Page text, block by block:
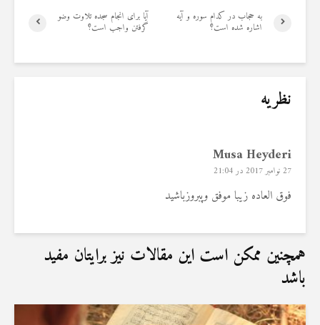
آیا برای انجام سجده تلاوت وضو
گرفتن واجب است؟
به حجاب در کدام سوره و آیه
اشاره شده است؟
نظریه
Musa Heyderi
27 نوامبر 2017 در 21:04
فوق العاده زیبا موفق وپبروزباشید
همچنین ممکن است این مقالات نیز برایتان مفید
باشد